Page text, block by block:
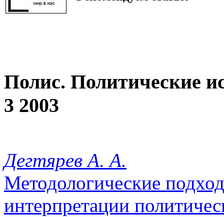
Полис. Политические
3 2003
Дегтярев А. А.
Методологические
интерпретации